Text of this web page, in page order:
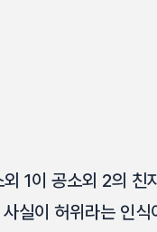
1이 공소외 2의 친
실이 허위라는 인식